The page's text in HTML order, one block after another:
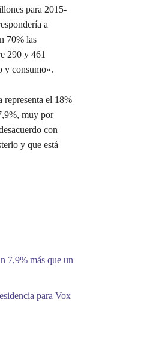
para 2015-
a
70% las
290 y 461
y consumo».
el 18%
muy por
con
y que está
7,9% más que un
para Vox